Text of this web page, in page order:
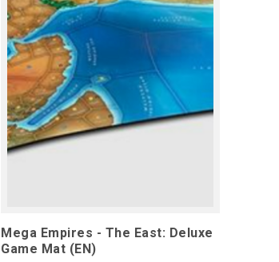
Mega Empires - The East: Deluxe
Game Mat (EN)